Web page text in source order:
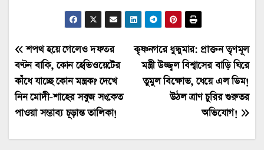
Post
navigation
কৃষ্ণনগরে ধুন্ধুমার: প্রাক্তন তৃণমূল
মন্ত্রী উজ্জ্বল বিশ্বাসের বাড়ি ঘিরে
তুমুল বিক্ষোভ, ধেয়ে এল ডিম!
উঠল ত্রাণ চুরির গুরুতর
অভিযোগ!
শপথ হয়ে গেলেও দফতর
বণ্টন বাকি, কোন হেভিওয়েটের
কাঁধে যাচ্ছে কোন মন্ত্রক? দেখে
নিন মোদী-শাহের সবুজ সংকেত
পাওয়া সম্ভাব্য চূড়ান্ত তালিকা!